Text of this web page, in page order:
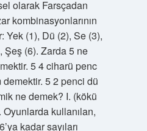
olarak Farsçadan
kombinasyonlarının
Yek (1), Dü (2), Se (3),
Şeş (6). Zarda 5 ne
5 4 ciharü penc
5 2 penci dü
ne demek? I. (kökü
kullanılan,
kadar sayıları